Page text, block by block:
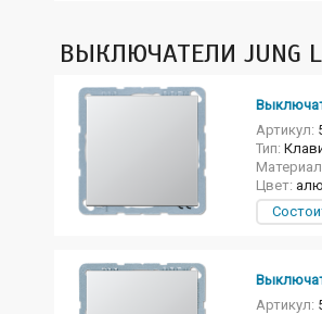
ВЫКЛЮЧАТЕЛИ JUNG
Артикул:
Тип:
Цвет:
Артикул: